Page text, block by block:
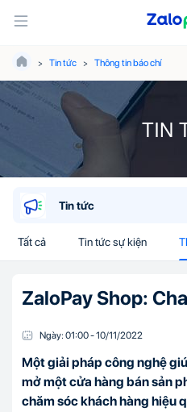
Tin tức Thông tin báo chí
TIN
Tin tức
Tất cả Tin tức sự kiện
ZaloPay Shop:
Ngày: 01:00-10/11/2022
Một giải pháp công nghệ
mở một cửa hàng bán sản
chăm sóc khách hàng hiệu